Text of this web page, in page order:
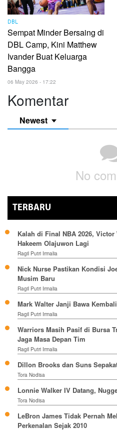
DBL
Sempat Minder Bersaing di
DBL Camp, Kini Matthew
Ivander Buat Keluarga
Bangga
06 May 2026 - 17:22
Komentar
Newest
No
TERBARU
Kalah di Final NBA 2026,
Hakeem Olajuwon Lagi
Ragil Putri Irmalia
Nick Nurse Pastikan Kondisi
Musim Baru
Ragil Putri Irmalia
Mark Walter Janji Bawa
Ragil Putri Irmalia
Warriors Masih Pasif di Bursa
Jaga Masa Depan Tim
Ragil Putri Irmalia
Dillon Brooks dan Suns
Tora Nodisa
Lonnie Walker IV Datang,
Tora Nodisa
LeBron James Tidak Pernah
Perkenalan Sejak 2010